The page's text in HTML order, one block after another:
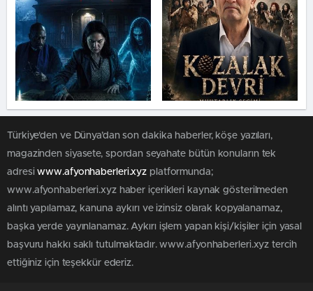
Türkiye'den ve Dünya’dan son dakika haberler, köşe yazıları,
magazinden siyasete, spordan seyahate bütün konuların tek
adresiwww.afyonhaberleri.xyz platformunda;
www.afyonhaberleri.xyz haber içerikleri kaynak gösterilmeden
alıntı yapılamaz, kanuna aykırı ve izinsiz olarak kopyalanamaz,
başka yerde yayınlanamaz. Aykırı işlem yapan kişi/kişiler için yasal
başvuru hakkı saklı tutulmaktadır. www.afyonhaberleri.xyz tercih
ettiğiniz için teşekkür ederiz.